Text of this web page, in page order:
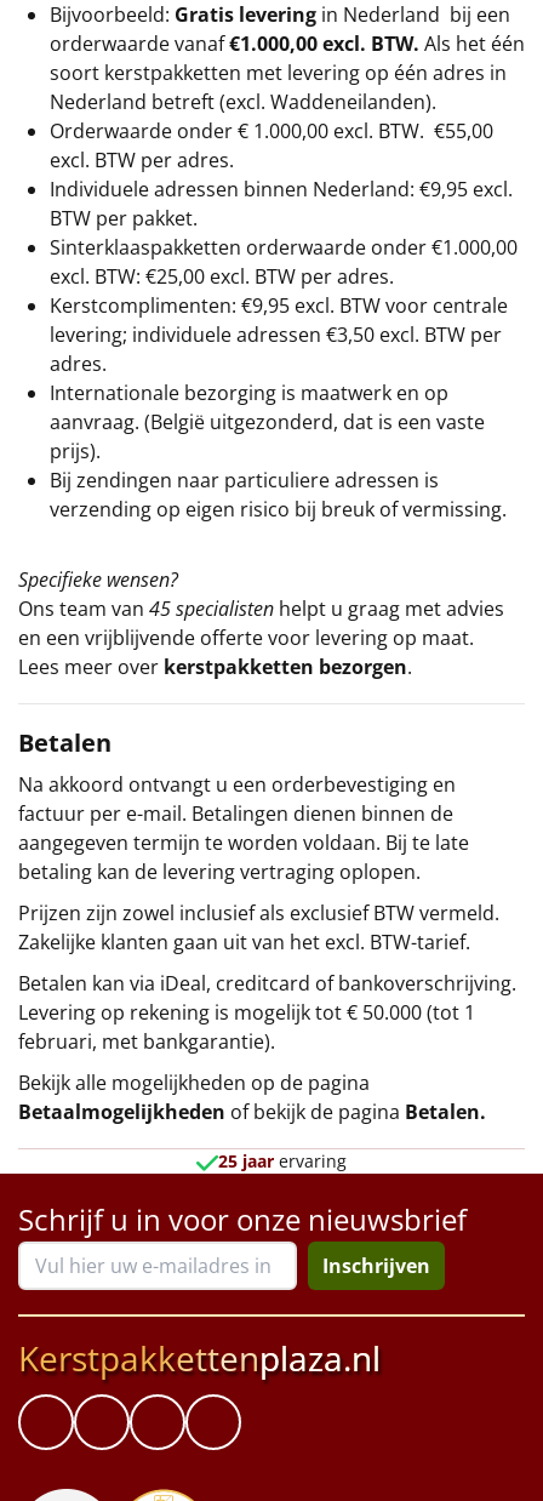
Bijvoorbeeld: Gratis levering in Nederland bij een
orderwaarde vanaf€1.000,00 excl. BTW. Als het één
soort kerstpakketten met levering op één adres in
Nederland betreft (excl. Waddeneilanden).
Orderwaarde onder € 1.000,00 excl. BTW. €55,00
excl. BTW per adres.
Individuele adressen binnen Nederland: €9,95 excl.
BTW per pakket.
Sinterklaaspakketten orderwaarde onder €1.000,00
excl. BTW: €25,00 excl. BTW per adres.
Kerstcomplimenten: €9,95 excl. BTW voor centrale
levering; individuele adressen €3,50 excl. BTW per
adres.
Internationale bezorging is maatwerk en op
aanvraag. (België uitgezonderd, dat is een vaste
prijs).
Bij zendingen naar particuliere adressen is
verzending op eigen risico bij breuk of vermissing.
Specifieke wensen?
Ons team van 45 specialisten helpt u graag met advies
en een vrijblijvende offerte voor levering op maat.
Lees meer over kerstpakketten bezorgen.
Betalen
Na akkoord ontvangt u een orderbevestiging en
factuur per e-mail. Betalingen dienen binnen de
aangegeven termijn te worden voldaan. Bij te late
betaling kan de levering vertraging oplopen.
Prijzen zijn zowel inclusief als exclusief BTW vermeld.
Zakelijke klanten gaan uit van het excl. BTW-tarief.
Betalen kan via iDeal, creditcard of bankoverschrijving.
Levering op rekening is mogelijk tot € 50.000 (tot 1
februari, met bankgarantie).
Bekijk alle mogelijkheden op de pagina
Betaalmogelijkheden of bekijk de pagina Betalen.
25 jaar ervaring
Schrijf u in voor onze nieuwsbrief
Inschrijven
Kerstpakkettenplaza.nl